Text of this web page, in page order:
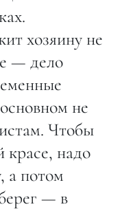
хозяину не
— дело
не
Чтобы
красе, надо
а потом
— в